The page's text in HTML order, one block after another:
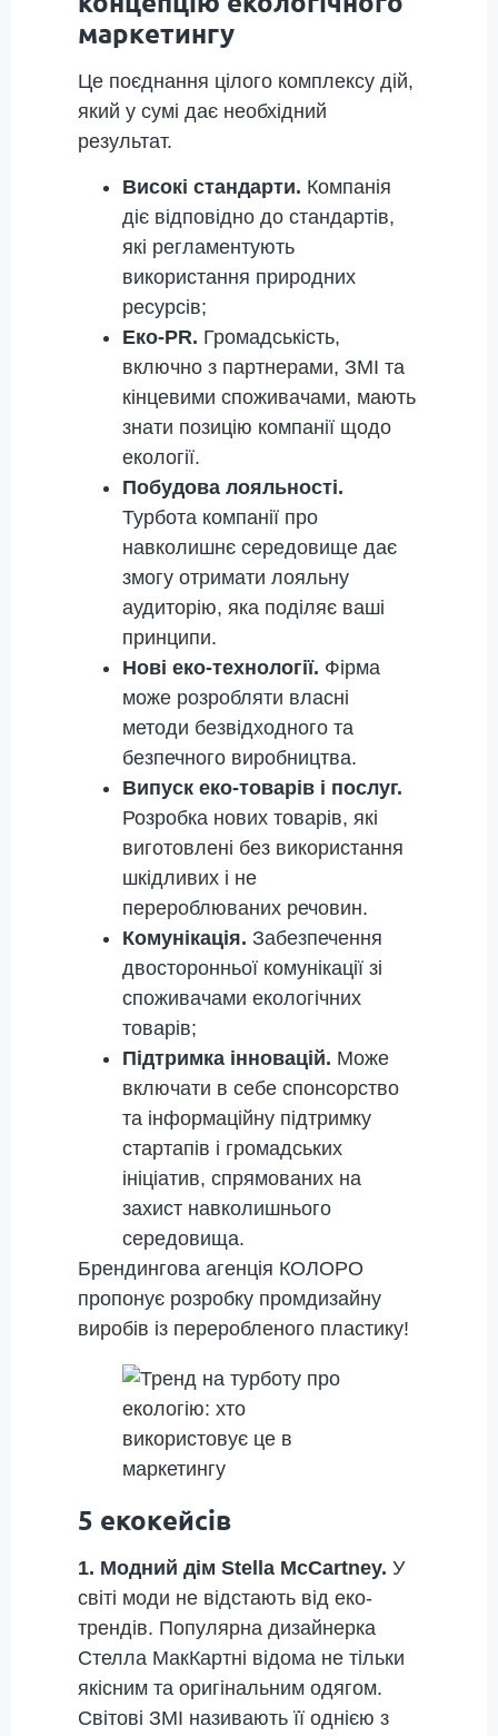
маркетингу
Це поєднання цілого комплексу дій,
який у сумі дає необхідний
результат.
Високі стандарти. Компанія
діє відповідно до стандартів,
які регламентують
використання природних
ресурсів;
Еко-PR. Громадськість,
включно з партнерами, ЗМІ та
кінцевими споживачами, мають
знати позицію компанії щодо
екології.
Побудова лояльності.
Турбота компанії про
навколишнє середовище дає
змогу отримати лояльну
аудиторію, яка поділяє ваші
принципи.
Нові еко-технології. Фірма
може розробляти власні
методи безвідходного та
безпечного виробництва.
Випуск еко-товарів і послуг.
Розробка нових товарів, які
виготовлені без використання
шкідливих і не
перероблюваних речовин.
Комунікація. Забезпечення
двосторонньої комунікації зі
споживачами екологічних
товарів;
Підтримка інновацій. Може
включати в себе спонсорство
та інформаційну підтримку
стартапів і громадських
ініціатив, спрямованих на
захист навколишнього
середовища.
Брендингова агенція КОЛОРО
пропонує розробку промдизайну
виробів із переробленого пластику!
5 екокейсів
1. Модний дім Stella McCartney. У
світі моди не відстають від еко-
трендів. Популярна дизайнерка
Стелла МакКартні відома не тільки
якісним та оригінальним одягом.
Світові ЗМІ називають її однією з